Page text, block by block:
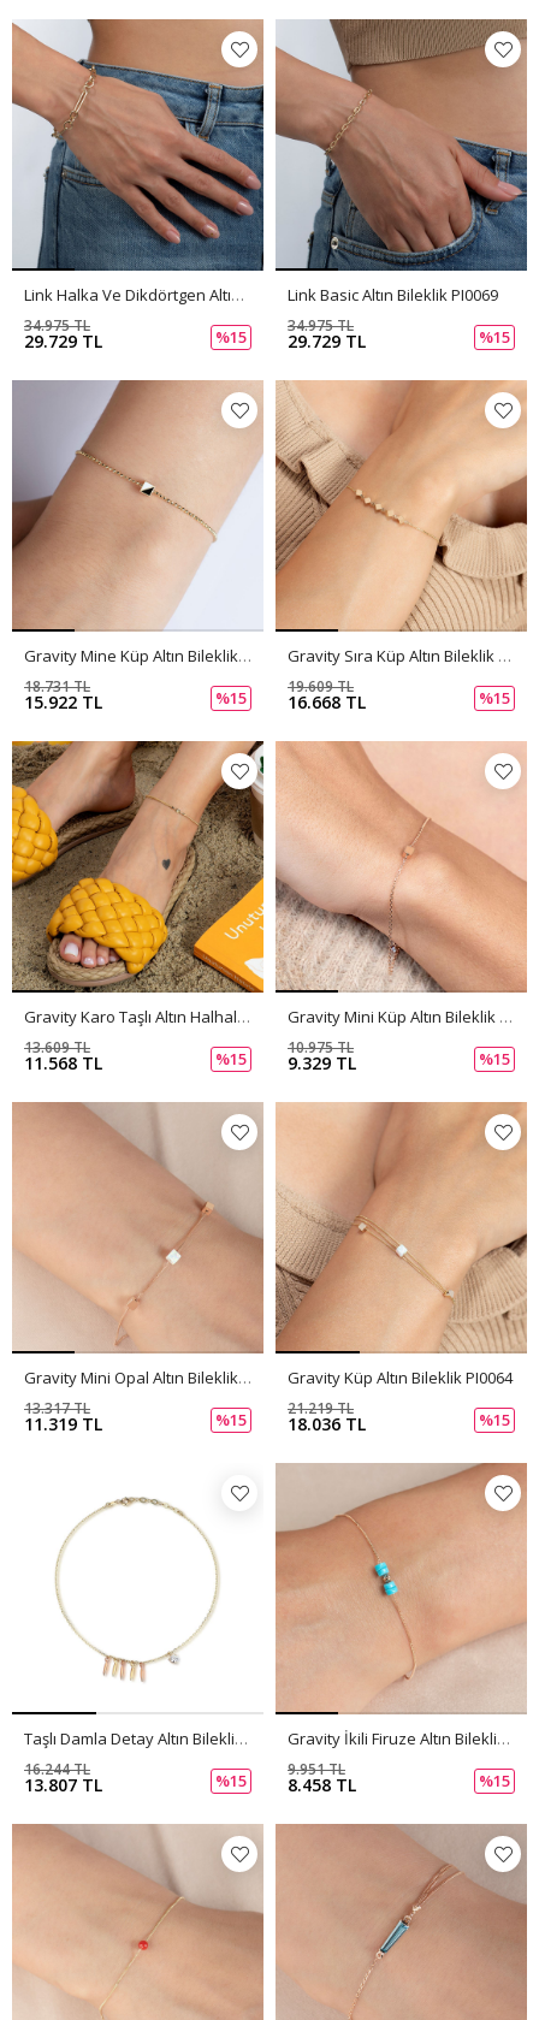
Link Halka Ve Dikdörtgen Altın Bileklik PI0070
29.729 TL
34.975 TL
%15
Link Basic Altın Bileklik PI0069
29.729 TL
34.975 TL
%15
Gravity Mine Küp Altın Bileklik PI0068
15.922 TL
18.731 TL
%15
Gravity Sıra Küp Altın Bileklik PI0067
16.668 TL
19.609 TL
%15
Gravity Karo Taşlı Altın Halhal PI0066
11.568 TL
13.609 TL
%15
Gravity Mini Küp Altın Bileklik PI0065
9.329 TL
10.975 TL
%15
Gravity Mini Opal Altın Bileklik PI0063
11.319 TL
13.317 TL
%15
Gravity Küp Altın Bileklik PI0064
18.036 TL
21.219 TL
%15
Taşlı Damla Detay Altın Bileklik PI0062
13.807 TL
16.244 TL
%15
Gravity İkili Firuze Altın Bileklik PI0061
8.458 TL
9.951 TL
%15